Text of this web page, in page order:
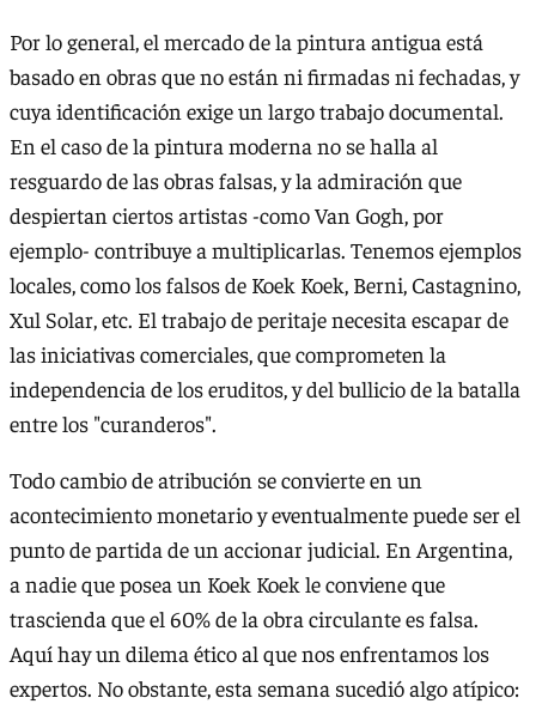
Por lo general, el mercado de la pintura antigua está
basado en obras que no están ni firmadas ni fechadas, y
cuya identificación exige un largo trabajo documental.
En el caso de la pintura moderna no se halla al
resguardo de las obras falsas, y la admiración que
despiertan ciertos artistas -como Van Gogh, por
ejemplo- contribuye a multiplicarlas. Tenemos ejemplos
locales, como los falsos de Koek Koek, Berni, Castagnino,
Xul Solar, etc. El trabajo de peritaje necesita escapar de
las iniciativas comerciales, que comprometen la
independencia de los eruditos, y del bullicio de la batalla
entre los "curanderos".
Todo cambio de atribución se convierte en un
acontecimiento monetario y eventualmente puede ser el
punto de partida de un accionar judicial. En Argentina,
a nadie que posea un Koek Koek le conviene que
trascienda que el 60% de la obra circulante es falsa.
Aquí hay un dilema ético al que nos enfrentamos los
expertos. No obstante, esta semana sucedió algo atípico: